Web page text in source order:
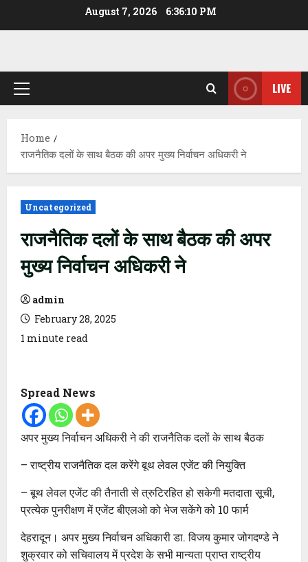
August 7, 2026 6:36:11 PM
Primary
LIVE
Home
राजनैतिक दलों के साथ बैठक की अपर मुख्य निर्वाचन अधिकरी ने
Uncategorized
राजनैतिक दलों के साथ बैठक की अपर
मुख्य निर्वाचन अधिकरी ने
admin
February 28, 2025
1 minute read
Spread News
अपर मुख्य निर्वाचन अधिकरी ने की राजनैतिक दलों के साथ बैठक
– राष्ट्रीय राजनैतिक दल करेंगे बूथ लेवल एजेंट की नियुक्ति
– बूथ लेवल एजेंट की तैनाती से त्रुटिरहित हो सकेगी मतदाता सूची,
प्रत्येक पुनरीक्षण में एजेंट बीएलओ को भेज सकेंगे को 10 फार्म
देहरादून। अपर मुख्य निर्वाचन अधिकारी डा. विजय कुमार जोगदण्डे ने
शुक्रवार को सचिवालय में प्रदेश के सभी मान्यता प्राप्त राष्ट्रीय